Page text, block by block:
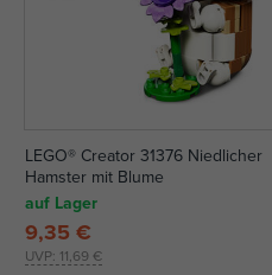
LEGO® Creator 31376 Niedlicher
Hamster mit Blume
auf Lager
UVP: 11,69 €
9,35 €